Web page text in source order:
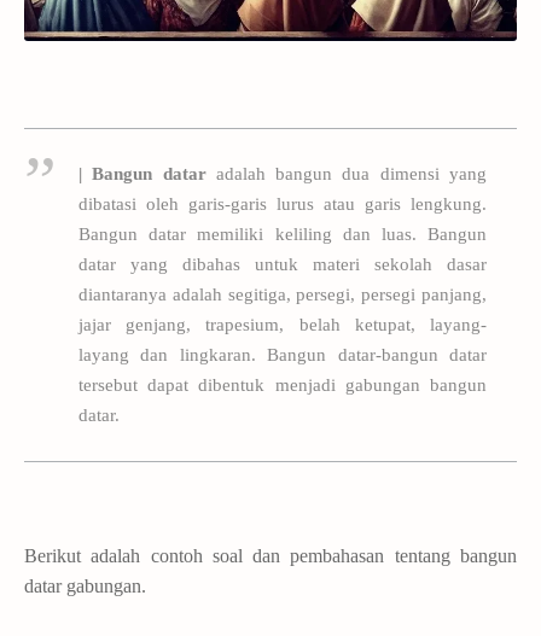
| Bangun datar adalah bangun dua dimensi yang
dibatasi oleh garis-garis lurus atau garis lengkung.
Bangun datar memiliki keliling dan luas. Bangun
datar yang dibahas untuk materi sekolah dasar
diantaranya adalah segitiga, persegi, persegi panjang,
jajar genjang, trapesium, belah ketupat, layang-
layang dan lingkaran. Bangun datar-bangun datar
tersebut dapat dibentuk menjadi gabungan bangun
datar.
Berikut adalah contoh soal dan pembahasan tentang bangun
datar gabungan.